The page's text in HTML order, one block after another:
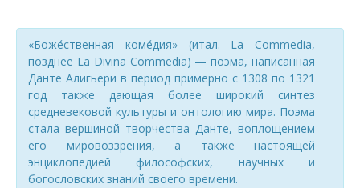
«Боже́ственная коме́дия» (итал. La Commedia,
позднее La Divina Commedia) — поэма, написанная
Данте Алигьери в период примерно с 1308 по 1321
год также дающая более широкий синтез
средневековой культуры и онтологию мира. Поэма
стала вершиной творчества Данте, воплощением
его мировоззрения, а также настоящей
энциклопедией философских, научных и
богословских знаний своего времени.